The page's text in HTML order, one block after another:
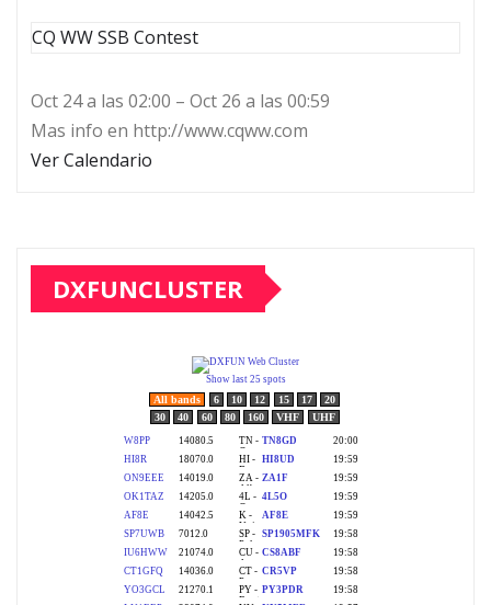
CQ WW SSB Contest
Oct 24 a las 02:00 – Oct 26 a las 00:59
Mas info en http://www.cqww.com
Ver Calendario
DXFUNCLUSTER